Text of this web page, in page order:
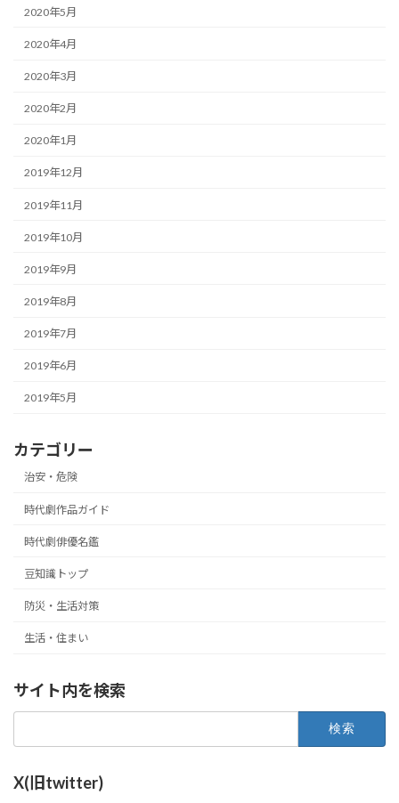
2020年5月
2020年4月
2020年3月
2020年2月
2020年1月
2019年12月
2019年11月
2019年10月
2019年9月
2019年8月
2019年7月
2019年6月
2019年5月
カテゴリー
治安・危険
時代劇作品ガイド
時代劇俳優名鑑
豆知識トップ
防災・生活対策
生活・住まい
サイト内を検索
X(旧twitter)